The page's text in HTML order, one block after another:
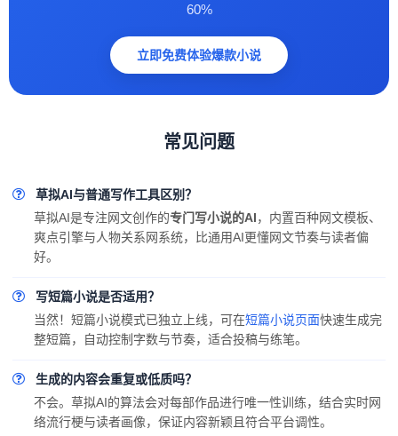
60%
立即免费体验爆款小说
常见问题
草拟AI与普通写作工具区别？
草拟AI是专注网文创作的专门写小说的AI，内置百种网文模板、
爽点引擎与人物关系网系统，比通用AI更懂网文节奏与读者偏
好。
写短篇小说是否适用？
当然！短篇小说模式已独立上线，可在短篇小说页面快速生成完
整短篇，自动控制字数与节奏，适合投稿与练笔。
生成的内容会重复或低质吗？
不会。草拟AI的算法会对每部作品进行唯一性训练，结合实时网
络流行梗与读者画像，保证内容新颖且符合平台调性。